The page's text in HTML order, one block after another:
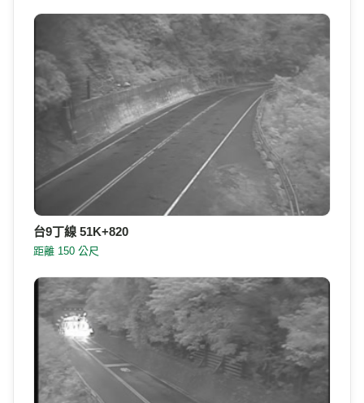
台9丁線 51K+820
距離 150 公尺